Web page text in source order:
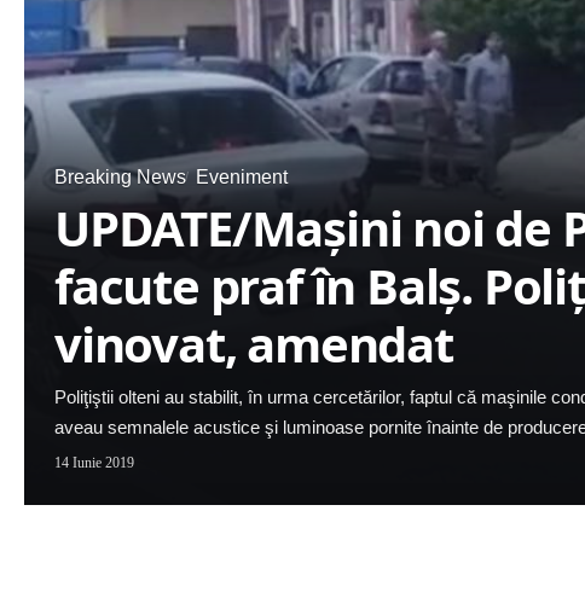
Breaking News Eveniment
UPDATE/Maşini noi de
facute praf în Balş.
vinovat, amendat
Poliţiştii olteni au stabilit, în urma cercetărilor, faptul că maşinile
aveau semnalele acustice şi luminoase pornite înainte de
14 Iunie 2019